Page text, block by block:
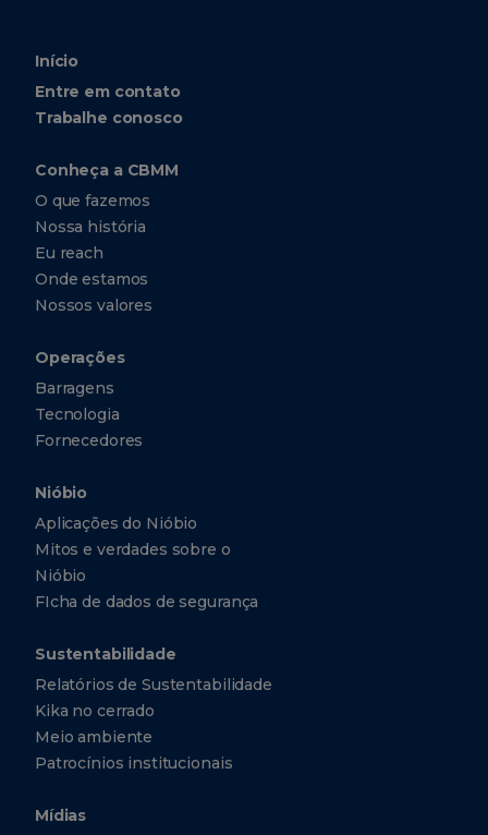
Início
Entre em contato
Trabalhe conosco
Conheça a CBMM
O que fazemos
Nossa história
Eu reach
Onde estamos
Nossos valores
Operações
Barragens
Tecnologia
Fornecedores
Nióbio
Aplicações do Nióbio
Mitos e verdades sobre o
Nióbio
FIcha de dados de segurança
Sustentabilidade
Relatórios de Sustentabilidade
Kika no cerrado
Meio ambiente
Patrocínios institucionais
Mídias